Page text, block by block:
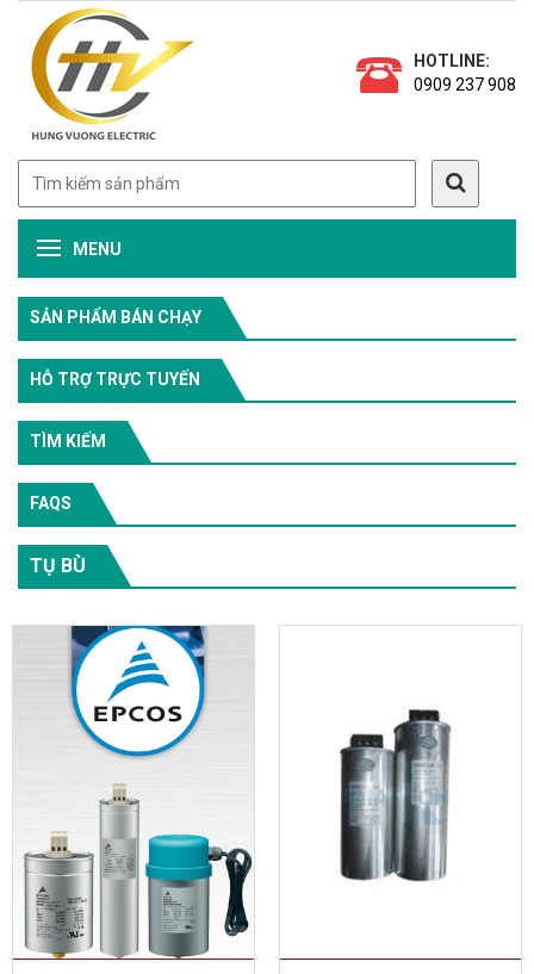
HOTLINE:
0909 237 908
MENU
SẢN PHẨM BÁN CHẠY
HỖ TRỢ TRỰC TUYẾN
TÌM KIẾM
FAQS
TỤ BÙ